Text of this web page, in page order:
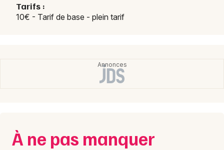
Mon email
Tarifs :
10€ - Tarif de base - plein tarif
À ne pas manquer